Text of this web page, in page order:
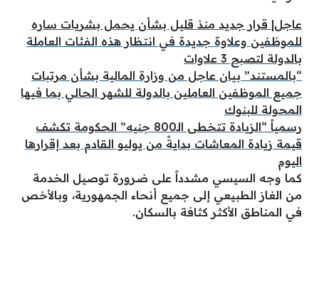
عاجل| قرار جديد منذ قليل بشأن يحمل بشريات ساره
للموظفين وعلاوة جديدة في انتظار هذه الفئات العاملة
بالدولة لتصبح 3 علاوات
“بالمستند” بيان عاجل من وزارة المالية بشأن مرتبات
جميع الموظفين العاملين بالدولة للشهر الحالي بما فيها
المحولة للبنوك
رسمياً “الزيادة تتخطى الـ800 جنيه” الحكومة تكشف
قيمة زيادة المعاشات بدايةً من يوليو القادم بعد إقرارها
اليوم
كما وجه السيسي مشدداً على ضرورة توصيل الخدمة
من الغاز الطبيعي إلى جميع أنحاء الجمهورية، وبالأخص
في المناطق الأكثر كثافة بالسكان.